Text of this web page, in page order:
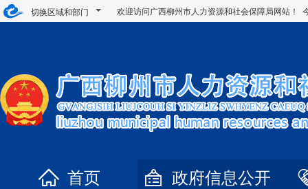
切换区域和部门 欢迎访问广西柳州市人力资源和社会保障局网站！
首页 政府信息公开